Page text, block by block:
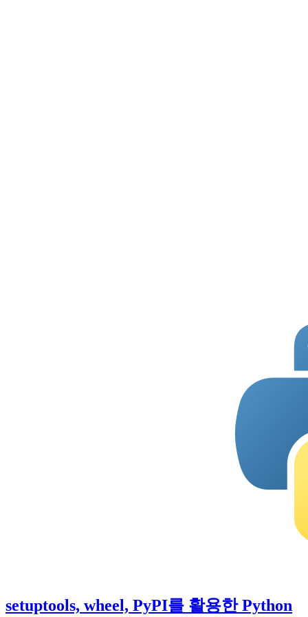
setuptools, wheel, PyPI를 활용한 Python